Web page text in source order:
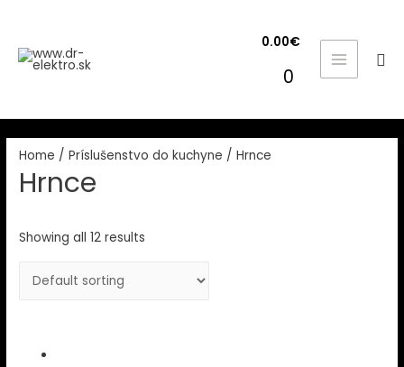
0.00€
0
MAIN
Home /Príslušenstvo do kuchyne / Hrnce
Hrnce
Showing all 12 results